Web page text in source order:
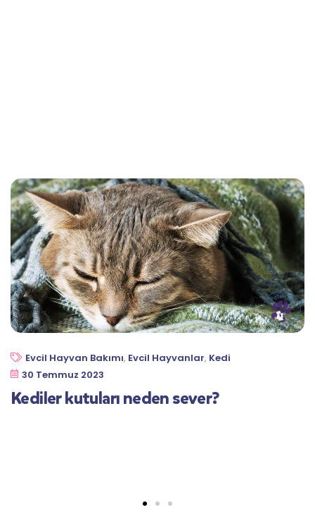
Kediler kutuları neden sever?
Evcil Hayvan Bakımı, Evcil Hayvanlar, Kedi
30 Temmuz 2023